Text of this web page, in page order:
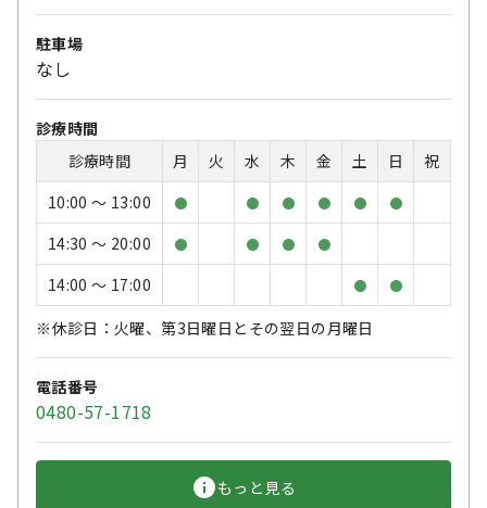
駐車場
なし
診療時間
診療時間
月 火 水 木 金 土 日
祝
10:00 〜 13:00
● ● ● ● ● ●
14:30 〜 20:00 ● ● ● ●
14:00 〜 17:00 ● ●
※休診日：火曜、第3日曜日とその翌日の月曜日
電話番号
0480-57-1718
もっと見る